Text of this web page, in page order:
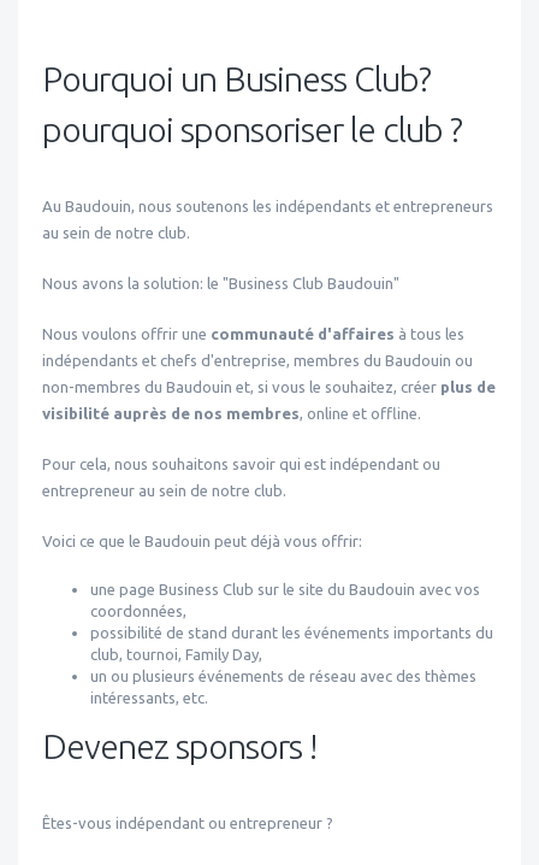
Pourquoi un Business Club?
pourquoi sponsoriser le club ?
Au Baudouin, nous soutenons les indépendants et entrepreneurs
au sein de notre club.
Nous avons la solution: le "Business Club Baudouin"
Nous voulons offrir une communauté d'affaires à tous les
indépendants et chefs d'entreprise, membres du Baudouin ou
non-membres du Baudouin et, si vous le souhaitez, créer plus de
visibilité auprès de nos membres, online et offline.
Pour cela, nous souhaitons savoir qui est indépendant ou
entrepreneur au sein de notre club.
Voici ce que le Baudouin peut déjà vous offrir:
une page Business Club sur le site du Baudouin avec vos
coordonnées,
possibilité de stand durant les événements importants du
club, tournoi, Family Day,
un ou plusieurs événements de réseau avec des thèmes
intéressants, etc.
Devenez sponsors !
Êtes-vous indépendant ou entrepreneur ?